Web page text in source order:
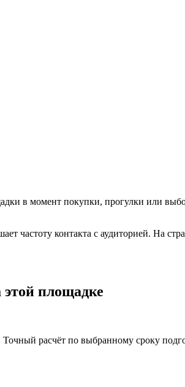
в момент покупки, прогулки или
частоту контакта с аудиторией. На
площадке
Точный расчёт по выбранному сроку